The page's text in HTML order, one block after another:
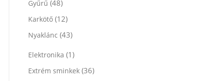
Gyűrű (48)
Karkötő (12)
Nyaklánc (43)
Elektronika (1)
Extrém sminkek (36)